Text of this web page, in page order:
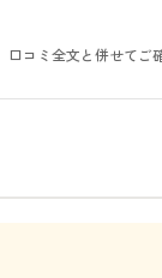
コミ全文と併せてご